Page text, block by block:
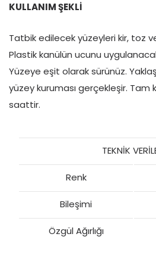
KULLANIM ŞEKLİ
Tatbik edilecek yüzeyleri kir, toz ve
Plastik kanülün ucunu
Yüzeye eşit olarak sürünüz.
yüzey kuruması gerçekleşir. Tam
saattir.
TEKNİK
Renk
Bileşimi
Özgül Ağırlığı